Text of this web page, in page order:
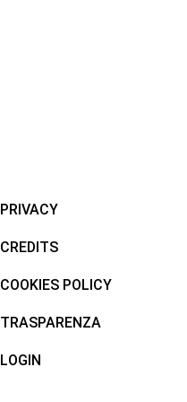
PRIVACY
CREDITS
COOKIES POLICY
TRASPARENZA
LOGIN